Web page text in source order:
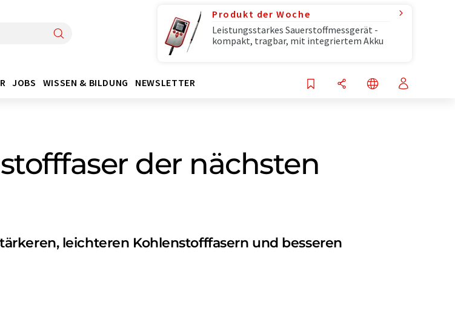
Produkt der Woche
Leistungsstarkes Sauerstoffmessgerät -
kompakt, tragbar, mit integriertem Akku
JOBS WISSEN & BILDUNG NEWSLETTER
der nächsten
leichteren Kohlenstofffasern und besseren